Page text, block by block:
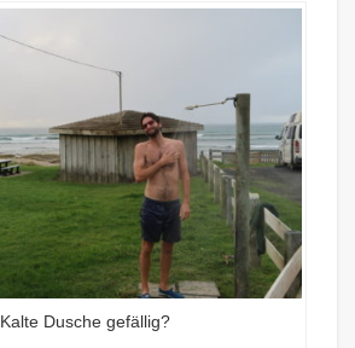
Kalte Dusche gefällig?